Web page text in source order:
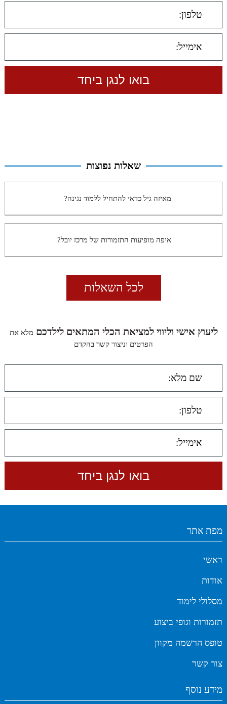
שאלות נפוצות
מאיזה גיל כדאי להתחיל ללמוד נגינה?
איפה מופיעות התזמורות של מרכז יובל?
לכל השאלות
ליעוץ אישי וליווי למציאת הכלי המתאים לילדכם מלא את
הפרטים וניצור קשר בהקדם
מפת אתר
ראשי
אודות
מסלולי לימוד
תזמורות וגופי ביצוע
טופס הרשמה מקוון
צור קשר
מידע נוסף